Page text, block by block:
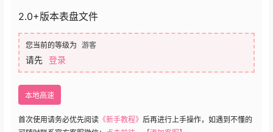
2.0+版本表盘文件
您当前的等级为 游客
请先 登录
本地高速
首次使用请务必优先阅读 《新手教程》 后再进行上手操作，如遇到不懂的